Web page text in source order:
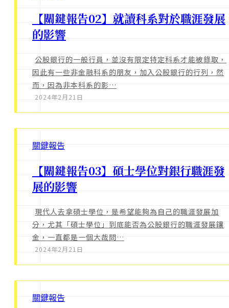
【關鍵報告02】就讀科系對於職涯發展
的影響
公股銀行的一般行員，並沒有限定特定科系才能被錄取，
因此有一些非金融科系的朋友，加入公股銀行的行列，然
而，因為非本科系的影…
2024年2月21日
關鍵報告
【關鍵報告03】碩士學位對銀行職涯發
展的影響
現代人去拿碩士學位，是希望能夠為自己的職涯發展加
分，尤其「碩士學位」到底能否為公股銀行的職涯發展鑲
金，一直都是一個大哉問…
2024年2月21日
關鍵報告